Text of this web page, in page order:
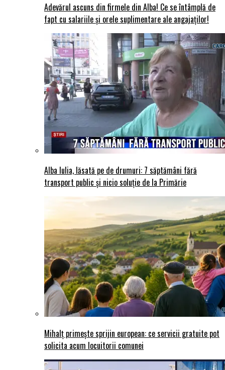
Adevărul ascuns din firmele din Alba! Ce se întâmplă de
fapt cu salariile și orele suplimentare ale angajaților!
Alba Iulia, lăsată pe de drumuri: 7 săptămâni fără
transport public și nicio soluție de la Primărie
Mihalț primește sprijin european: ce servicii gratuite pot
solicita acum locuitorii comunei